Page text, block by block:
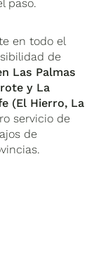
paso.
en todo el
de
Las Palmas
y La
(El Hierro, La
servicio de
de